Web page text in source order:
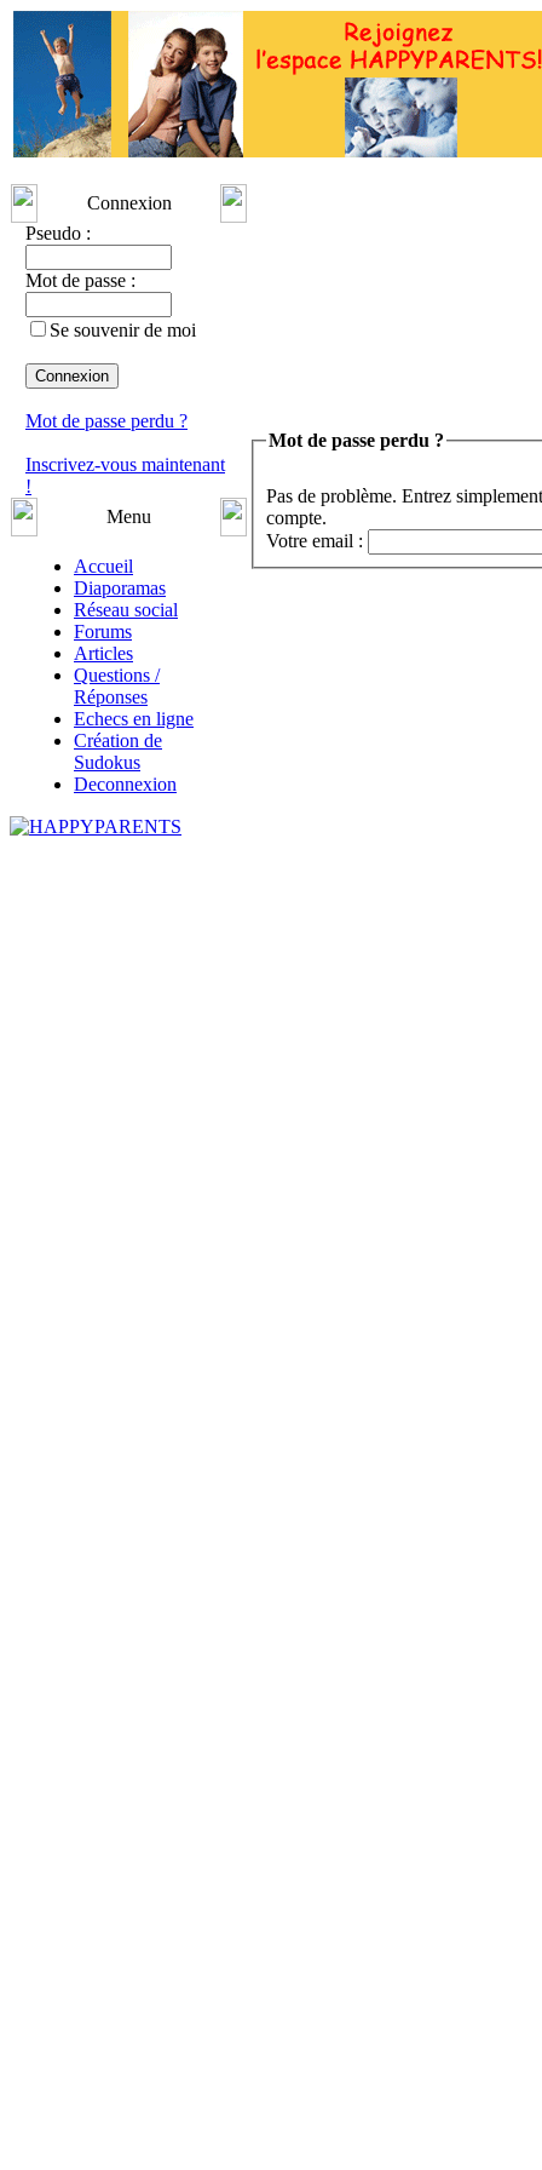
Connexion
Pseudo :
Mot de passe :
Se souvenir de moi
Mot de passe perdu ?
Inscrivez-vous maintenant
!
Menu
Accueil
Diaporamas
Réseau social
Forums
Articles
Questions /
Réponses
Echecs en ligne
Création de
Sudokus
Deconnexion
Mot de passe perdu ?
Pas de problème. Entrez
compte.
Votre email :